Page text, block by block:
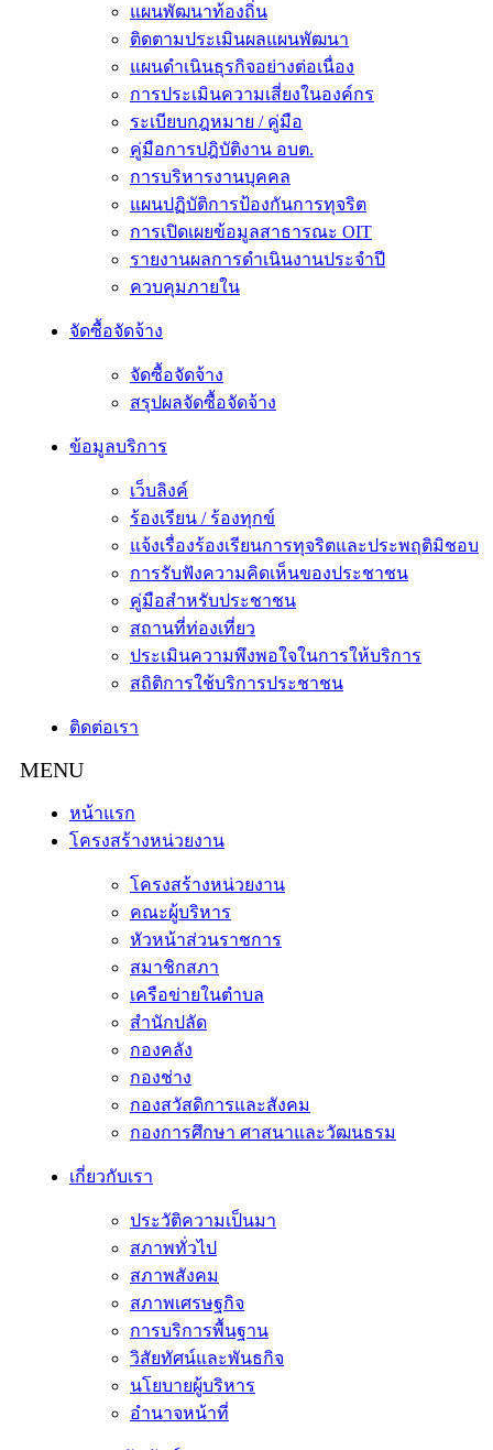
แผนพัฒนาท้องถิ่น
ติดตามประเมินผลแผนพัฒนา
แผนดำเนินธุรกิจอย่างต่อเนื่อง
การประเมินความเสี่ยงในองค์กร
ระเบียบกฎหมาย / คู่มือ
คู่มือการปฎิบัติงาน อบต.
การบริหารงานบุคคล
แผนปฏิบัติการป้องกันการทุจริต
การเปิดเผยข้อมูลสาธารณะ OIT
รายงานผลการดำเนินงานประจำปี
ควบคุมภายใน
จัดซื้อจัดจ้าง
จัดซื้อจัดจ้าง
สรุปผลจัดซื้อจัดจ้าง
ข้อมูลบริการ
เว็บลิงค์
ร้องเรียน / ร้องทุกข์
แจ้งเรื่องร้องเรียนการทุจริตและประพฤติมิชอบ
การรับฟังความคิดเห็นของประชาชน
คู่มือสำหรับประชาชน
สถานที่ท่องเที่ยว
ประเมินความพึงพอใจในการให้บริการ
สถิติการใช้บริการประชาชน
ติดต่อเรา
หน้าแรก
โครงสร้างหน่วยงาน
โครงสร้างหน่วยงาน
คณะผู้บริหาร
หัวหน้าส่วนราชการ
สมาชิกสภา
เครือข่ายในตำบล
สำนักปลัด
กองคลัง
กองช่าง
กองสวัสดิการและสังคม
กองการศึกษา ศาสนาและวัฒนธรม
เกี่ยวกับเรา
ประวัติความเป็นมา
สภาพทั่วไป
สภาพสังคม
สภาพเศรษฐกิจ
การบริการพื้นฐาน
วิสัยทัศน์และพันธกิจ
นโยบายผู้บริหาร
อํานาจหน้าที่